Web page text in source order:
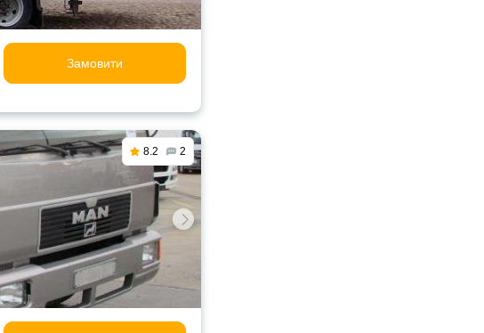
Замовити
8.2 2